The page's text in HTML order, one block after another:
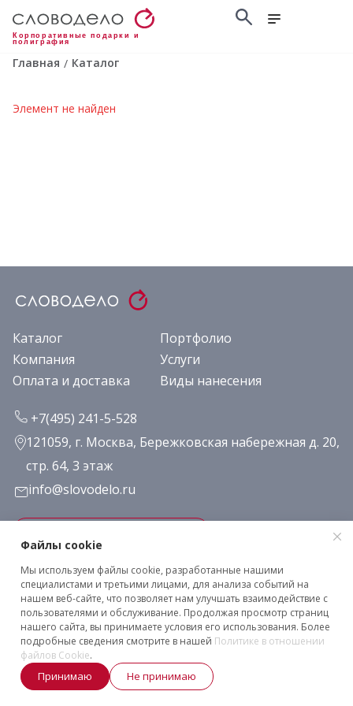
Корпоративные подарки и
полиграфия
Главная / Каталог
Элемент не найден
Каталог
Портфолио
Компания
Услуги
Оплата и доставка
Виды нанесения
+7(495) 241-5-528
121059, г. Москва, Бережковская набережная д. 20,
стр. 64, 3 этаж
info@slovodelo.ru
Заказать звонок
Подписаться на рассылку
Клиентское соглашение
Политика конфиденциальности
2026 © «Словодело». Все права защищены
Файлы cookie
Мы используем файлы cookie, разработанные нашими
специалистами и третьими лицами, для анализа событий на
нашем веб-сайте, что позволяет нам улучшать взаимодействие с
пользователями и обслуживание. Продолжая просмотр страниц
нашего сайта, вы принимаете условия его использования. Более
подробные сведения смотрите в нашей Политике в отношении
файлов Cookie.
Принимаю Не принимаю